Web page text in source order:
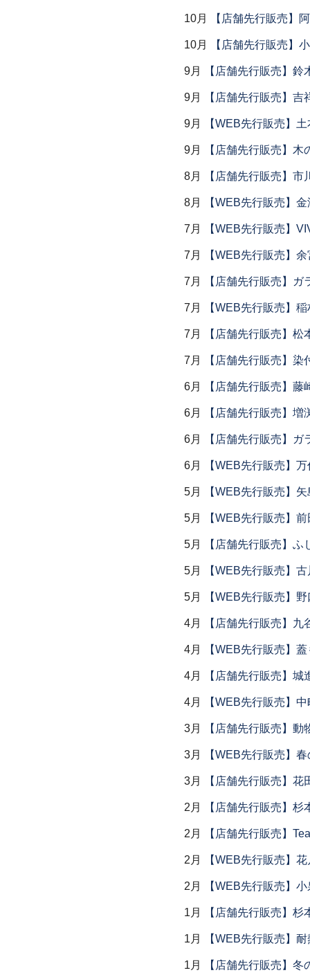
10月 【店舗先行販売】
10月 【店舗先行販売】
9月 【店舗先行販売】
9月 【店舗先行販売】吉
9月 【WEB先行販売】
9月 【店舗先行販売】木
8月 【店舗先行販売】
8月 【WEB先行販売】
7月 【WEB先行販売】
7月 【WEB先行販売】
7月 【店舗先行販売】ガ
7月 【WEB先行販売】
7月 【店舗先行販売】松
7月 【店舗先行販売】染
6月 【店舗先行販売】
6月 【店舗先行販売】増
6月 【店舗先行販売】ガ
6月 【WEB先行販売】
5月 【WEB先行販売】
5月 【WEB先行販売】
5月 【店舗先行販売】ふ
5月 【WEB先行販売】
5月 【WEB先行販売】
4月 【店舗先行販売】九
4月 【WEB先行販売】
4月 【店舗先行販売】城
4月 【WEB先行販売】
3月 【店舗先行販売】動
3月 【WEB先行販売】
3月 【店舗先行販売】
2月 【店舗先行販売】
2月 【店舗先行販売】
2月 【WEB先行販売】
2月 【WEB先行販売】
1月 【店舗先行販売】
1月 【WEB先行販売】
1月 【店舗先行販売】冬